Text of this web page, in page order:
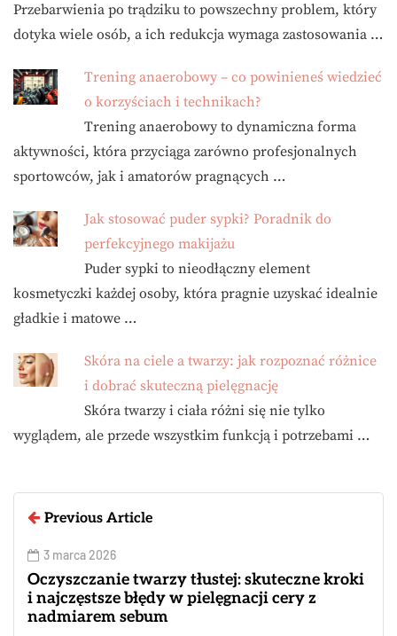
Przebarwienia po trądziku to powszechny problem, który
dotyka wiele osób, a ich redukcja wymaga zastosowania …
Trening anaerobowy – co powinieneś wiedzieć
o korzyściach i technikach?
Trening anaerobowy to dynamiczna forma
aktywności, która przyciąga zarówno profesjonalnych
sportowców, jak i amatorów pragnących …
Jak stosować puder sypki? Poradnik do
perfekcyjnego makijażu
Puder sypki to nieodłączny element
kosmetyczki każdej osoby, która pragnie uzyskać idealnie
gładkie i matowe …
Skóra na ciele a twarzy: jak rozpoznać różnice
i dobrać skuteczną pielęgnację
Skóra twarzy i ciała różni się nie tylko
wyglądem, ale przede wszystkim funkcją i potrzebami …
Previous Article
3 marca 2026
Oczyszczanie twarzy tłustej: skuteczne kroki
i najczęstsze błędy w pielęgnacji cery z
nadmiarem sebum